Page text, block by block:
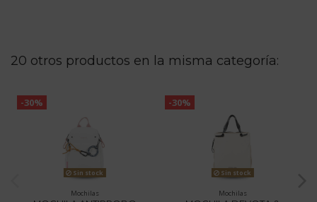
20 otros productos en la misma categoría:
-30%
Sin stock
Mochilas
-30%
Sin stock
Mochilas